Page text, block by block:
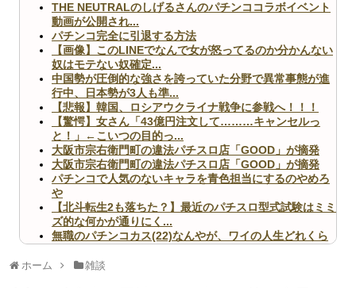
THE NEUTRALのしげるさんのパチンココラボイベント
動画が公開され...
パチンコ完全に引退する方法
【画像】このLINEでなんで女が怒ってるのか分かんない
奴はモテない奴確定...
中国勢が圧倒的な強さを誇っていた分野で異常事態が進
行中、日本勢が3人も準...
【悲報】韓国、ロシアウクライナ戦争に参戦へ！！！
【驚愕】女さん「43億円注文して………キャンセルっ
と！」←こいつの目的っ...
大阪市宗右衛門町の違法パチスロ店「GOOD」が摘発
大阪市宗右衛門町の違法パチスロ店「GOOD」が摘発
パチンコで人気のないキャラを青色担当にするのやめろ
や
【北斗転生2も落ちた？】最近のパチスロ型式試験はミミ
ズ的な何かが通りにく...
無職のパチンコカス(22)なんやが、ワイの人生どれくら
AngelBeats!とかいうクソアニメの思い出ｗｗｗ
ホーム 雑談